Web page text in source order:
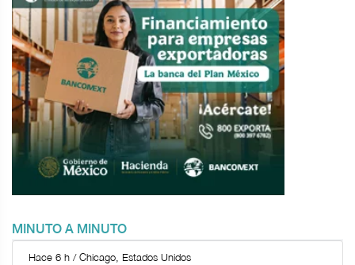
MINUTO A MINUTO
Hace 6 h / Chicago, Estados Unidos